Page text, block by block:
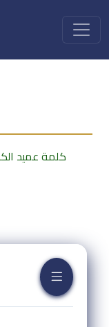
كلمة عميد